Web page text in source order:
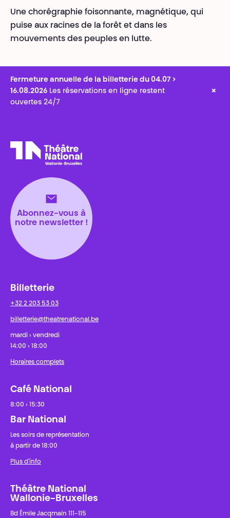
Une chorégraphie foisonnante, magnétique, qui
puise aux racines de la forêt et dans les
mouvements des peuples en lutte.
Fermeture annuelle de la billetterie du 04.07 >
16.08.2026 Les réservations en ligne restent
ouvertes 24/7
×
Abonnez-vous à
notre newsletter !
Billetterie
+32 2 203 53 03
billetterie@theatrenational.be
mardi › vendredi
14:00 › 18:00
Horaires complets
Café National
8:00 › 15:30
Bar National
Les soirs de représentation
à partir de 18:00
Plus d'info
Théâtre National
Wallonie-Bruxelles
Bd Émile Jacqmain 111-115